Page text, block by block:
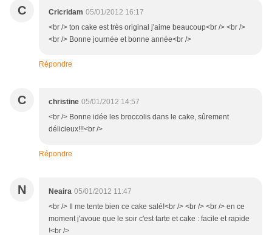
C Cricridam 05/01/2012 16:17
<br /> ton cake est très original j'aime beaucoup<br /> <br />
<br /> Bonne journée et bonne année<br />
Répondre
C christine 05/01/2012 14:57
<br /> Bonne idée les broccolis dans le cake, sûrement
délicieux!!!<br />
Répondre
N Neaira 05/01/2012 11:47
<br /> Il me tente bien ce cake salé!<br /> <br /> <br /> en ce
moment j'avoue que le soir c'est tarte et cake : facile et rapide
!<br />